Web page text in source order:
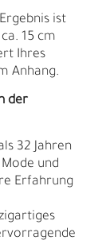
ist
15 cm
Ihres
Anhang.
der
32 Jahren
und
Erfahrung